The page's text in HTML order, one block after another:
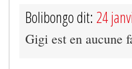
Bolibongo dit: 24
Gigi est en aucune